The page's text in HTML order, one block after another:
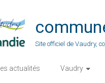
Site officiel de Vaudry,
Les actualités Vaudry